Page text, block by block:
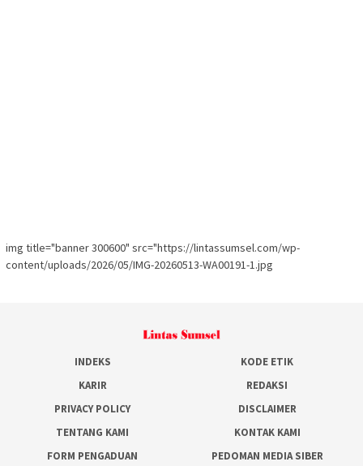
img title="banner 300600" src="https://lintassumsel.com/wp-
content/uploads/2026/05/IMG-20260513-WA00191-1.jpg
INDEKS
KODE ETIK
KARIR
REDAKSI
PRIVACY POLICY
DISCLAIMER
TENTANG KAMI
KONTAK KAMI
FORM PENGADUAN
PEDOMAN MEDIA SIBER